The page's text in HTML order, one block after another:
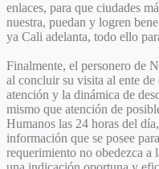
enlaces, para que ciudades
nuestra, puedan y logren
ya Cali adelanta, todo ello
Finalmente, el personero de
al concluir su visita al ente
atención y la dinámica de
mismo que atención de
Humanos las 24 horas del
información que se posee
requerimiento no obedezca a